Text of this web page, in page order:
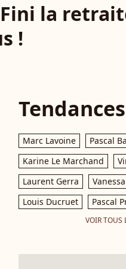
la
!
Tendances
Marc Lavoine
Pascal
Karine Le Marchand
Laurent Gerra
Louis Ducruet
Pascal
VOIR TOUS